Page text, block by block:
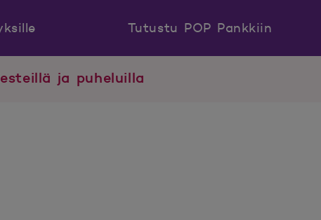
Tutustu POP Pankkiin
ja puheluilla